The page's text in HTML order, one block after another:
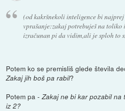
(od kakršnekoli inteligence bi
vprašanje:zakaj potrebuješ na
izračunan pi da vidim,ali je sploh to
Potem ko se premisliš glede števila
Zakaj jih boš pa rabil?
Potem pa -Zakaj ne bi kar pozabil
iz 2?